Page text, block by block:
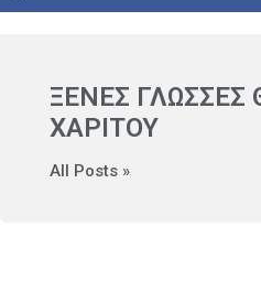
ΞΕΝΕΣ ΓΛΩΣΣΕΣ
ΧΑΡΙΤΟΥ
All Posts »